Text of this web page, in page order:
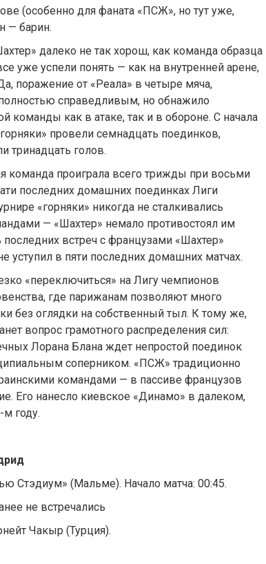
(особенно для фаната «ПСЖ», но тут уже,
— барин.
далеко не так хорош, как команда образца
уже успели понять — как на внутренней арене,
поражение от «Реала» в четыре мяча,
справедливым, но обнажило
команды как в атаке, так и в обороне. С начала
провели семнадцать поединков,
тринадцать голов.
команда проиграла всего трижды при восьми
последних домашних поединках Лиги
«горняки» никогда не сталкивались
— «Шахтер» немало противостоял им
встреч с французами «Шахтер»
уступил в пяти последних домашних матчах.
«переключиться» на Лигу чемпионов
где парижанам позволяют много
без оглядки на собственный тыл. К тому же,
вопрос грамотного распределения сил:
Лорана Блана ждет непростой поединок
соперником. «ПСЖ» традиционно
командами — в пассиве французов
Его нанесло киевское «Динамо» в далеком,
году.
Стэдиум» (Мальме). Начало матча: 00:45.
не встречались
Чакыр (Турция).